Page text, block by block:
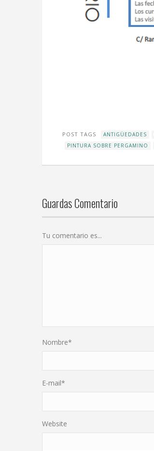
POST TAGS ANTIGÜEDADES
PINTURA SOBRE PERGAMINO
Guardas Comentario
Tu comentario es...
Nombre*
E-mail*
Website